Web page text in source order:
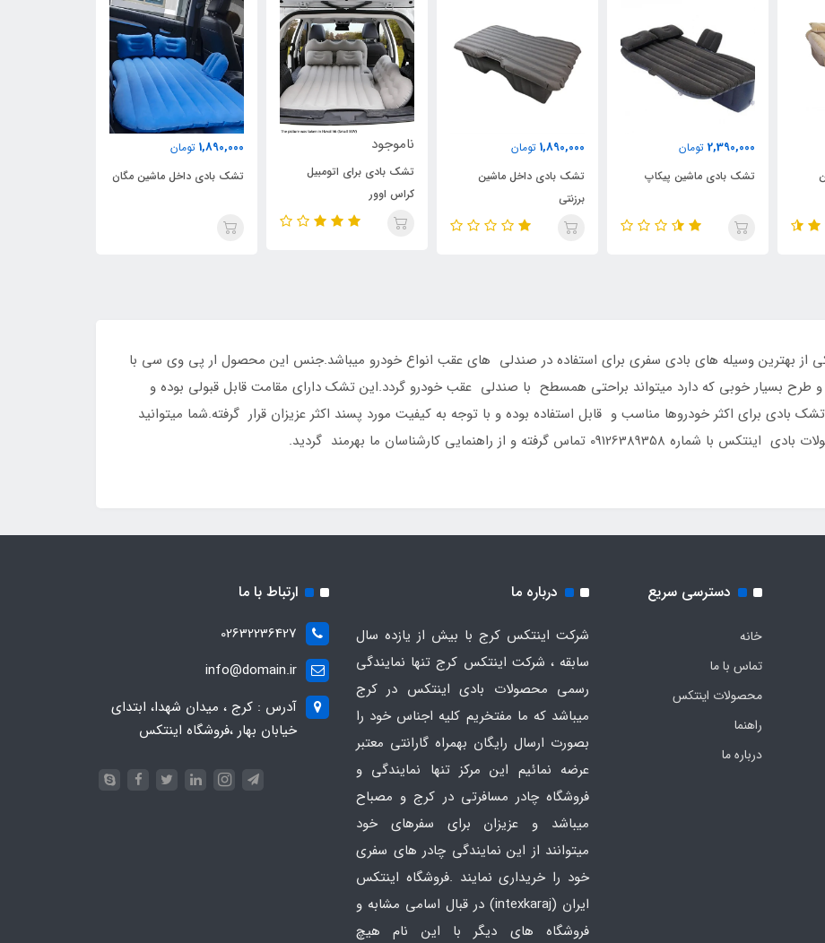
بادی ماشین پیکاپ
تشک بادی داخل ماشین
تشک بادی برای اتومبیل
تشک بادی داخل ماشین مگان
تشک بادی داخل ماشین
بهترین وسیله های بادی سفری برای استفاده در صندلی های عقب انواع خودرو میباشد.جنس این محصول ار پی وی سی با
بسیار خوبی که دارد میتواند براحتی همسطح با صندلی عقب خودرو گردد.این تشک دارای مقامت قابل قبولی بوده و
بادی برای اکثر خودروها مناسب و قابل استفاده بوده و با توجه به کیفیت مورد پسند اکثر عزیزان قرار گرفته.شما میتوانید
و از راهنمایی کارشناسان ما بهرمند گردید.
دسترسی سریع
خانه
تماس با ما
محصولات اینتکس
راهنما
درباره ما
درباره ما
شرکت اینتکس کرج با بیش از یازده سال
سابقه ، شرکت اینتکس کرج تنها نمایندگی
رسمی محصولات بادی اینتکس در کرج
میباشد که ما مفتخریم کلیه اجناس خود را
بصورت ارسال رایگان بهمراه گارانتی معتبر
عرضه نمائیم این مرکز تنها نمایندگی و
فروشگاه چادر مسافرتی در کرج و مصباح
میباشد و عزیزان برای سفرهای خود
میتوانند از این نمایندگی چادر های سفری
خود را خریداری نمایند .فروشگاه اینتکس
ایران
(intexkaraj) در قبال اسامی مشابه و
فروشگاه های دیگر با این نام هیچ
ارتباط با ما
02632236427
info@domain.ir
آدرس : کرج ، میدان شهدا، ابتدای
خیابان بهار ،فروشگاه اینتکس